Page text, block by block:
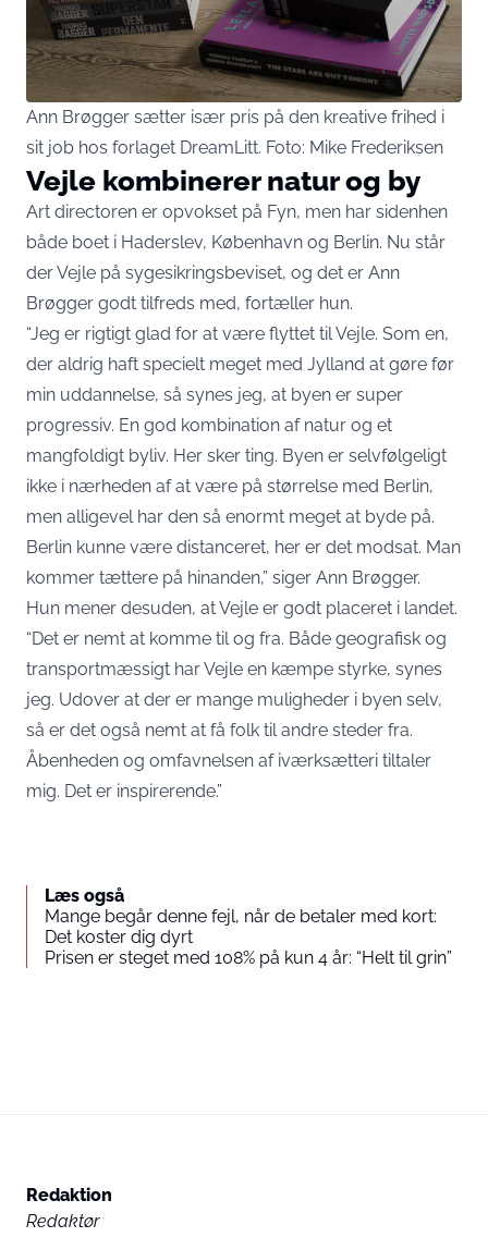
Ann Brøgger sætter især pris på den kreative frihed i
sit job hos forlaget DreamLitt. Foto: Mike Frederiksen
Vejle kombinerer natur og by
Art directoren er opvokset på Fyn, men har sidenhen
både boet i Haderslev, København og Berlin. Nu står
der Vejle på sygesikringsbeviset, og det er Ann
Brøgger godt tilfreds med, fortæller hun.
“Jeg er rigtigt glad for at være flyttet til Vejle. Som en,
der aldrig haft specielt meget med Jylland at gøre før
min uddannelse, så synes jeg, at byen er super
progressiv. En god kombination af natur og et
mangfoldigt byliv. Her sker ting. Byen er selvfølgeligt
ikke i nærheden af at være på størrelse med Berlin,
men alligevel har den så enormt meget at byde på.
Berlin kunne være distanceret, her er det modsat. Man
kommer tættere på hinanden,” siger Ann Brøgger.
Hun mener desuden, at Vejle er godt placeret i landet.
“Det er nemt at komme til og fra. Både geografisk og
transportmæssigt har Vejle en kæmpe styrke, synes
jeg. Udover at der er mange muligheder i byen selv,
så er det også nemt at få folk til andre steder fra.
Åbenheden og omfavnelsen af iværksætteri tiltaler
mig. Det er inspirerende.”
Læs også
Mange begår denne fejl, når de betaler med kort:
Det koster dig dyrt
Prisen er steget med 108% på kun 4 år: “Helt til grin”
Redaktion
Redaktør